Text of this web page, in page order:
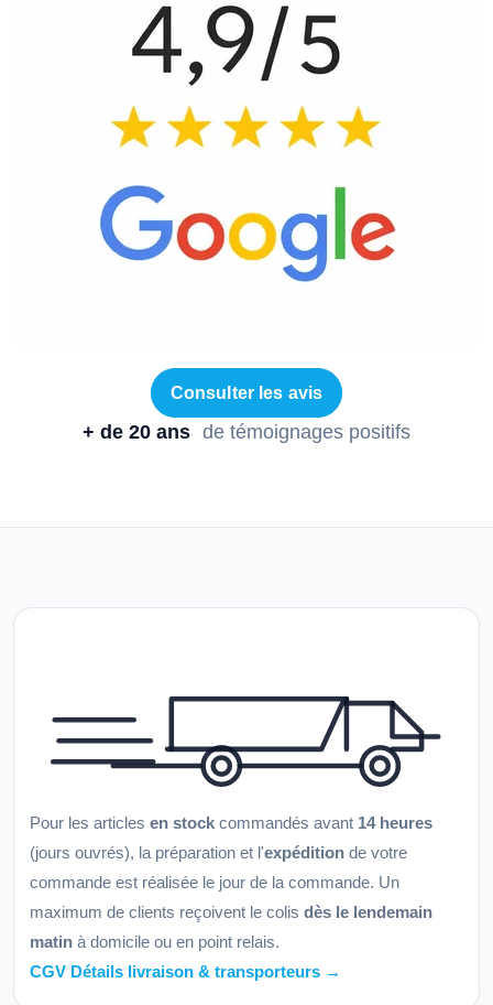
Consulter les avis
+ de 20 ans de témoignages positifs
Pour les articles en stock commandés avant 14 heures
(jours ouvrés), la préparation et l'expédition de votre
commande est réalisée le jour de la commande. Un
maximum de clients reçoivent le colis dès le lendemain
matin à domicile ou en point relais.
CGV Détails livraison & transporteurs →